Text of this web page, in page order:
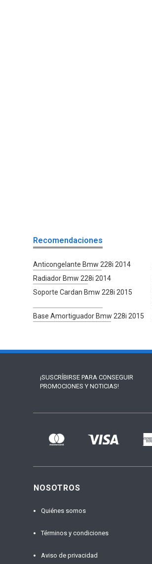
Recomendaciones
Anticongelante Bmw 228i 2014
Radiador Bmw 228i 2014
Soporte Cardan Bmw 228i 2015
Base Amortiguador Bmw 228i 2015
¡SUSCRÍBIRSE PARA CONSEGUIR
PROMOCIONES Y NOTICIAS!
NOSOTROS
Quiénes somos
Términos y condiciones
Aviso de privacidad